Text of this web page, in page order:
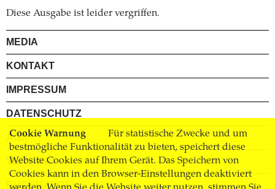
Cookie Warnung
Für statistische Zwecke und um
bestmögliche Funktionalität zu bieten, speichert diese
Website Cookies auf Ihrem Gerät. Das Speichern von
Cookies kann in den Browser-Einstellungen deaktiviert
Diese Ausgabe ist leider vergriffen.
MEDIA
KONTAKT
IMPRESSUM
DATENSCHUTZ
AGB
VERSAND
BUCHHANDEL